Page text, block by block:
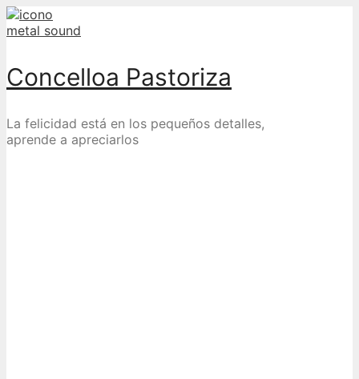
Skip
to
Concelloa Pastoriza
La felicidad está en los pequeños detalles,
aprende a apreciarlos